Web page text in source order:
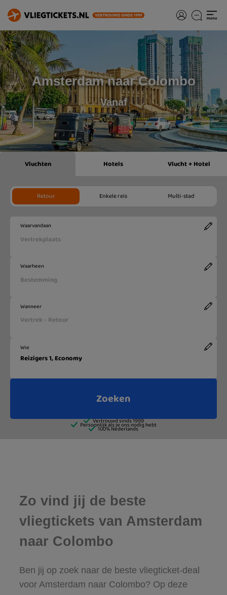
Amsterdam naar Colombo
Vanaf
Zo vind jij de beste
vliegtickets van Amsterdam
naar Colombo
Ben jij op zoek naar de beste vliegticket-deal
voor Amsterdam naar Colombo? Op deze